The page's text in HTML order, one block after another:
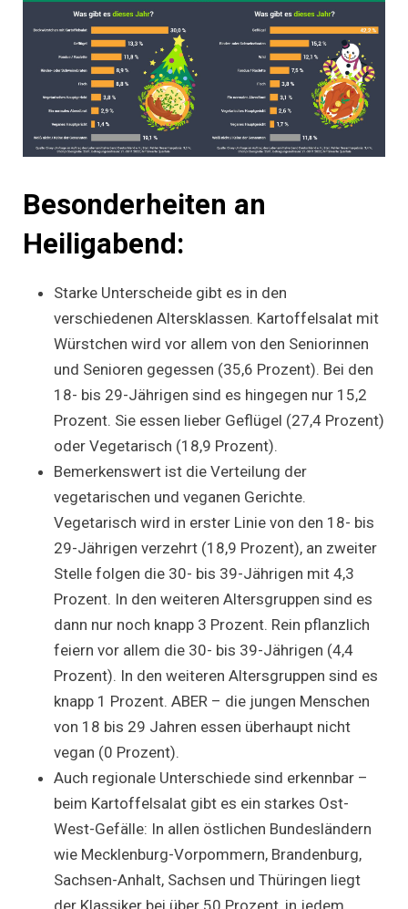
Besonderheiten an
Heiligabend:
Starke Unterscheide gibt es in den
verschiedenen Altersklassen. Kartoffelsalat mit
Würstchen wird vor allem von den Seniorinnen
und Senioren gegessen (35,6 Prozent). Bei den
18- bis 29-Jährigen sind es hingegen nur 15,2
Prozent. Sie essen lieber Geflügel (27,4 Prozent)
oder Vegetarisch (18,9 Prozent).
Bemerkenswert ist die Verteilung der
vegetarischen und veganen Gerichte.
Vegetarisch wird in erster Linie von den 18- bis
29-Jährigen verzehrt (18,9 Prozent), an zweiter
Stelle folgen die 30- bis 39-Jährigen mit 4,3
Prozent. In den weiteren Altersgruppen sind es
dann nur noch knapp 3 Prozent. Rein pflanzlich
feiern vor allem die 30- bis 39-Jährigen (4,4
Prozent). In den weiteren Altersgruppen sind es
knapp 1 Prozent. ABER – die jungen Menschen
von 18 bis 29 Jahren essen überhaupt nicht
vegan (0 Prozent).
Auch regionale Unterschiede sind erkennbar –
beim Kartoffelsalat gibt es ein starkes Ost-
West-Gefälle: In allen östlichen Bundesländern
wie Mecklenburg-Vorpommern, Brandenburg,
Sachsen-Anhalt, Sachsen und Thüringen liegt
der Klassiker bei über 50 Prozent, in jedem